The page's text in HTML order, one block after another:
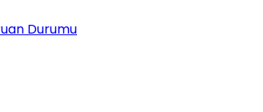
Durumu